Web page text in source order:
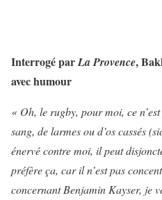
Interrogé parLa Provence,
avec humour
« Oh, le rugby, pour moi, ce
sang, de larmes ou d’os cassés
énervé contre moi, il peut
préfère ça, car il n’est pas
concernant Benjamin Kayser, je